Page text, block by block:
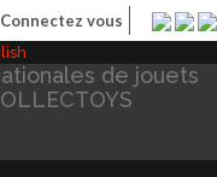
Connectez vous